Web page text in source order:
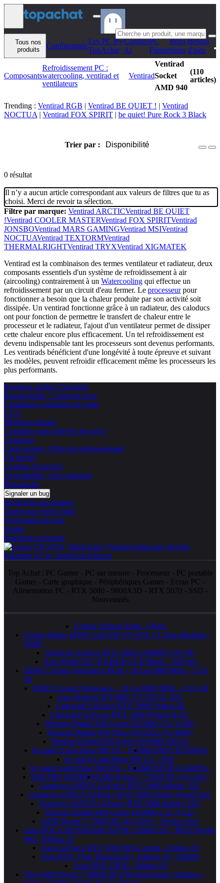
Aller au contenu
Tous nos
produits
Configomatic
Les PC By
TopAchat
Configo
Ai
PC
Finder
Bons
plans
Besoin
d'aide
Composants
Refroidissement PC :
watercooling, ventirad et
ventilateurs
Ventirad
Ventirad
Socket
AMD 940
(110
articles)
Trending : Ventirad RGB | Ventirad BE QUIET ! | Ventirad
NOCTUA | Ventirad FOX SPIRIT | be quiet! Pure Rock 3 Black
Trier par : Disponibilité
0 résultat
Il n’y a aucun article correspondant aux valeurs de filtres que tu as
choisi. Merci de revoir ta sélection.
Filtre par marque: Ventirad ARCTICVentirad BE QUIET
!Ventirad COOLER MASTERVentirad FOX SPIRITVentirad
JONSBOVentirad MARS GAMINGVentirad MSIVentirad
NOCTUAVentirad TEXTORMVentirad
THERMALRIGHTVentirad TRYXVentirad XIGMATEK
Ventirad est la combinaison des termes ventilateur et radiateur, deux
composants essentiels d'un système de refroidissement à air
(aircooling) contrairement à un Watercooling qui effectue un
refroidissement par un circuit d'eau fermer. Le processeurpour
fonctionner a besoin que la chaleur produite par son activité soit
dissipée. Un ventirad fonctionne grâce à un radiateur, des caloducs
ont pour fonction de permettre le transfert de chaleur entre le
processeur et le radiateur, l'ajout d'un ventilateur permet de dissiper
cette chaleur encore plus efficacement. Un tel refroidissement est
devenu indispensable tant les processeurs sont devenus performants.
Les ventirads bénéficient d'une longévité à toute épreuve et suivant
les modèles, peuvent refroidir efficacement même les processeurs les
plus performants.
Pourquoi choisir TopAchat
Besoin d'aide ? Contacte nous
Conditions Générales de vente
CGU
Mentions légales
Comment sont collectés les avis ?
Livraison
Code promo / Offre de remboursement
Vie Privée
Cookies et trackers
Accessibilité : non conforme
Plan du site
Signaler un bug
Recherche par marque
Toutes nos ventes flash
Nouveautés du jour
Soldes
Paiements sécurisés
Top Achat : PC Gamer- PC sur mesure - Processeur- PC portable
Gamer - Carte graphique - Périphériques Gamer - Ecran PC -
Alimentation PC - RTX 5080 - 9800X3D - RTX 5070 - SSD -
Nouveautés
Corsair Xeneon Edge - Violet
Cooler Master MWE Gold 650 V3 ATX 3.1 Non-Modular -
650W
Gigabyte Geforce RTX 3060 GAMING OC 8G
Asus Prime SLC II ARGB LCD Blanc - 360 mm
DDR5 Corsair Vengeance RGB - 16 Go 6000 MHz - CAS
38
DDR5 Corsair Vengeance - 16 Go 6000 MHz - CAS 38
Asus Radeon RX 9060 XT DUAL 16G
Gainward GeForce RTX 5080 Python III
Gainward GeForce RTX 3060 Python II OC
Western Digital WD Green SN3000 2 To (G0E)
Western Digital WD Blue SN5100 2 To (B0E)
Western Digital WD Green SN3000 500 Go
be quiet! Light Base 900 FX - NoirMSI PRO B550M-B
be quiet! Light Base 600 LX - Noir
be quiet! Light Base 900 DX - NoirMSI B550 GAMING
MSI PRO B550M-PAMD Ryzen 7 7700X3D (4.0 GHz)
Gigabyte AORUS GeForce RTX 5090 Infinity 32G
Gigabyte AORUS GeForce RTX 5080 Infinity Wood 16G
Gigabyte AORUS GeForce RTX 5080 Infinity 16G
Western Digital WD Green SN3000 2 To (G1E)
AMD Ryzen 7 7700X3D (4.0 GHz) - Version Tray
Asus ROG CROSSHAIR X870E- Edition 20 + ROG Ryujin
360 - Edition 20
Asus GeForce RTX 5090 ROG Astral - Edition 20
Asus ROG Thor Titanium III - Edition 20 - 3000W
Asus ROG GR20 - Edition 20
Trio AMD Ryzen 7 5800X3D 10th Anniversary Edition +